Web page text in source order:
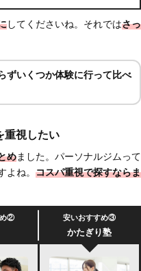
してくださいね。それではさっ
ずいくつか体験に行って比べ
重視したい
めました。パーソナルジムって
ね。 コスパ重視で探すならま
め② 安いおすすめ③
かたぎり塾